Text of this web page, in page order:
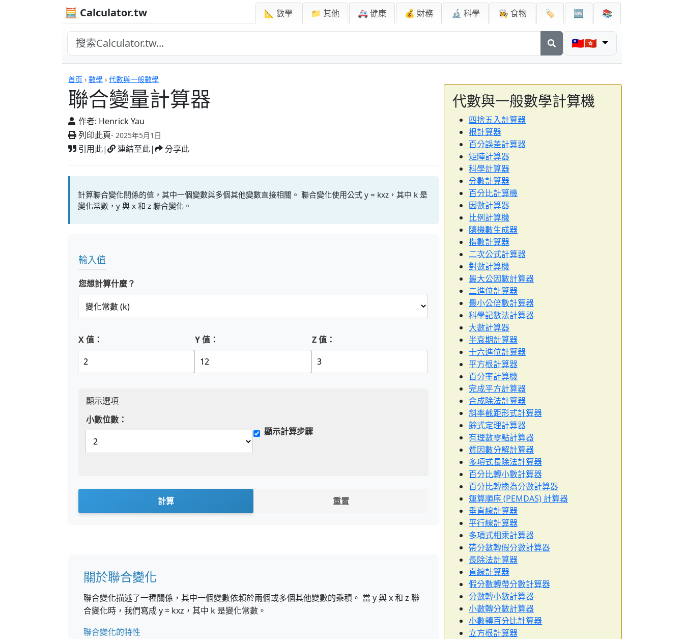
🧮 Calculator.tw 📐 數學 📁 其他 🚑 健康 💰 財務 🔬 科學 👩‍🍳 食物 🏷️ 🆕 📚
🇹🇼🇭🇰
首页 › 數學 › 代數與一般數學
聯合變量計算器
作者: Henrick Yau
列印此頁- 2025年5月1日
引用此| 連結至此| 分享此
計算機
計算聯合變化關係的值，其中一個變數與多個其他變數直接相關。 聯合變化使用公式 y = kxz，其中 k 是
變化常數，y 與 x 和 z 聯合變化。
輸入值
您想計算什麼？
X 值： Y 值： Z 值：
顯示選項
小數位數：
顯示計算步驟
計算 重置
關於聯合變化
聯合變化描述了一種關係，其中一個變數依賴於兩個或多個其他變數的乘積。 當 y 與 x 和 z 聯
合變化時，我們寫成 y = kxz，其中 k 是變化常數。
聯合變化的特性
代數與一般數學計算機
四捨五入計算器
根計算器
百分誤差計算器
矩陣計算器
科學計算器
分數計算器
百分比計算機
因數計算器
比例計算機
隨機數生成器
指數計算器
二次公式計算器
對數計算機
最大公因數計算器
二進位計算器
最小公倍數計算器
科學記數法計算器
大數計算器
半衰期計算器
十六進位計算器
平方根計算器
百分率計算機
完成平方計算器
合成除法計算器
斜率截距形式計算器
餘式定理計算器
有理數零點計算器
質因數分解計算器
多項式長除法計算器
百分比轉小數計算器
百分比轉換為分數計算器
運算順序 (PEMDAS) 計算器
垂直線計算器
平行線計算器
多項式相乘計算器
帶分數轉假分數計算器
長除法計算器
直線計算器
假分數轉帶分數計算器
分數轉小數計算器
小數轉分數計算器
小數轉百分比計算器
立方根計算器